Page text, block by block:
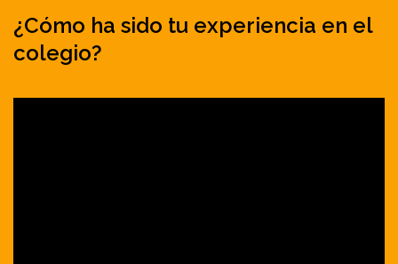
¿Cómo ha sido tu experiencia en el
colegio?